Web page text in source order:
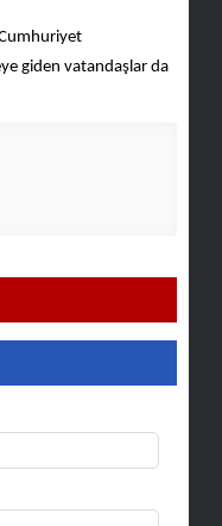
giden vatandaşlar da